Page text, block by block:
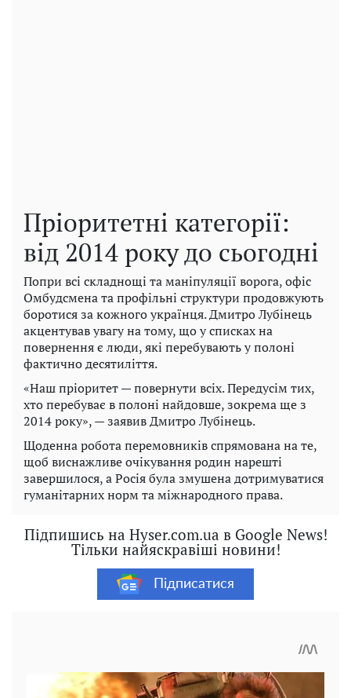
Пріоритетні категорії:
від 2014 року до сьогодні
Попри всі складнощі та маніпуляції ворога, офіс
Омбудсмена та профільні структури продовжують
боротися за кожного українця. Дмитро Лубінець
акцентував увагу на тому, що у списках на
повернення є люди, які перебувають у полоні
фактично десятиліття.
«Наш пріоритет — повернути всіх. Передусім тих,
хто перебуває в полоні найдовше, зокрема ще з
2014 року», — заявив Дмитро Лубінець.
Щоденна робота перемовників спрямована на те,
щоб виснажливе очікування родин нарешті
завершилося, а Росія була змушена дотримуватися
гуманітарних норм та міжнародного права.
Підпишись на Hyser.com.ua в Google News!
Тільки найяскравіші новини!
Підписатися